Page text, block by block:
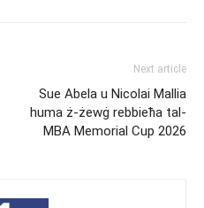
Next article
Sue Abela u Nicolai Mallia
huma ż-żewġ rebbieħa tal-
MBA Memorial Cup 2026